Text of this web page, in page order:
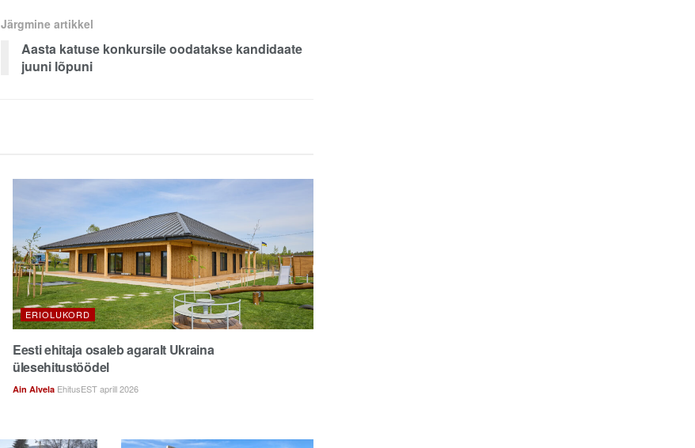
Järgmine artikkel
Aasta katuse konkursile oodatakse kandidaate
juuni lõpuni
ERIOLUKORD
Eesti ehitaja osaleb agaralt Ukraina
ülesehitustöödel
Ain Alvela EhitusEST aprill 2026